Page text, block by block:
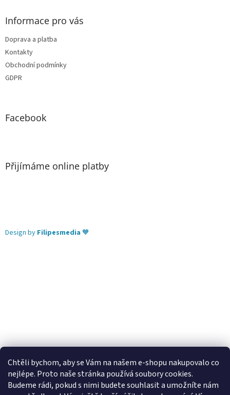
Chtěli bychom, aby se Vám na našem e-shopu nakupovalo co
nejlépe. Proto naše stránka používá soubory cookies.
Budeme rádi, pokud s nimi budete souhlasit a umožníte nám
Informace pro vás
Doprava a platba
Kontakty
Obchodní podmínky
GDPR
Facebook
Přijímáme online platby
Design by Filipesmedia 🧡
Lekva nábytek ubytování pod Pálavou kování Tulip
úchytky Gamet
úchytky Siro Blum - perfecting motion